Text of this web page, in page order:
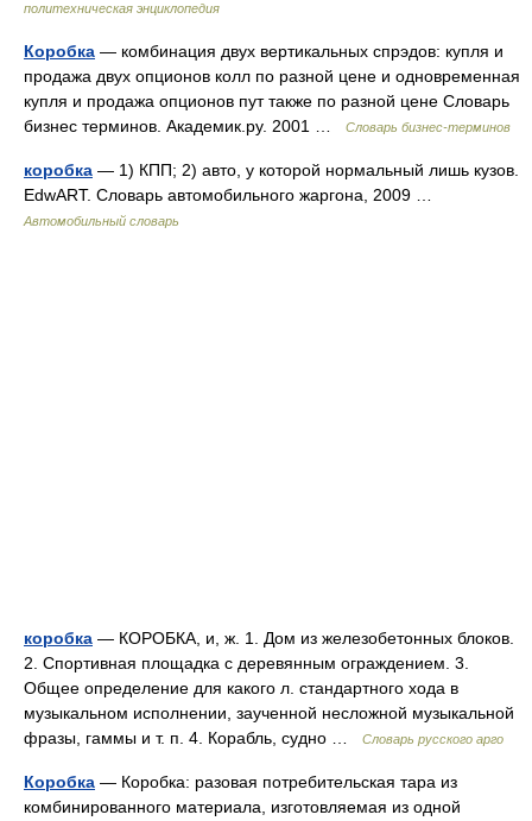
политехническая энциклопедия
Коробка — комбинация двух вертикальных спрэдов: купля и
продажа двух опционов колл по разной цене и одновременная
купля и продажа опционов пут также по разной цене Словарь
бизнес терминов. Академик.ру. 2001 …
Словарь бизнес-терминов
коробка — 1) КПП; 2) авто, у которой нормальный лишь кузов.
EdwART. Словарь автомобильного жаргона, 2009 …
Автомобильный словарь
коробка — КОРОБКА, и, ж. 1. Дом из железобетонных блоков.
2. Спортивная площадка с деревянным ограждением. 3.
Общее определение для какого л. стандартного хода в
музыкальном исполнении, заученной несложной музыкальной
фразы, гаммы и т. п. 4. Корабль, судно …
Словарь русского арго
Коробка — Коробка: разовая потребительская тара из
комбинированного материала, изготовляемая из одной